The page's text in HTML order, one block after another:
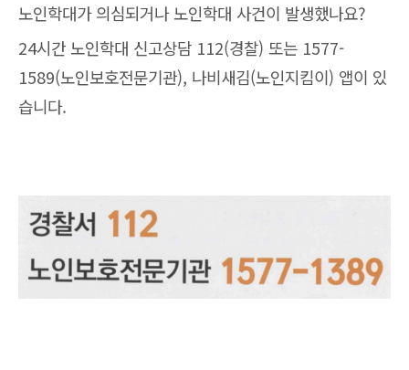
노인학대가 의심되거나 노인학대 사건이 발생했나요?
24시간 노인학대 신고상담 112(경찰) 또는 1577-
1589(노인보호전문기관), 나비새김(노인지킴이) 앱이 있
습니다.